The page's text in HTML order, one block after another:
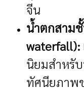
จีน
น้ำตกสาม
waterfall):
นิยมสำหรั
ทัศนียภาพ